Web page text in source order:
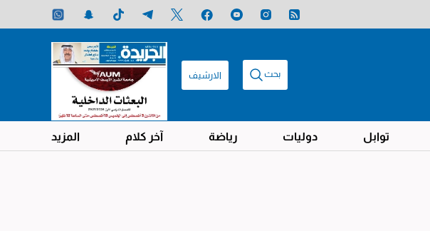
بحث الارشيف
توابل دوليات رياضة آخر كلام المزيد